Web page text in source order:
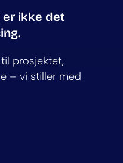
ikke det
prosjektet,
– vi stiller med